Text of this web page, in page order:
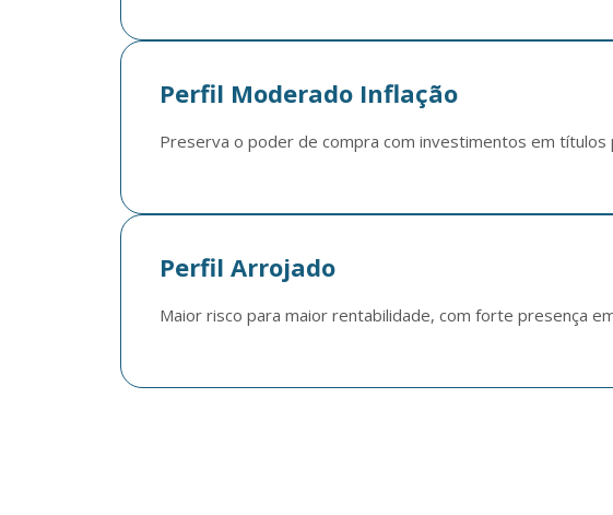
Perfil Moderado Inflação
Preserva o poder de compra com investimentos em títulos
Perfil Arrojado
Maior risco para maior rentabilidade, com forte presença